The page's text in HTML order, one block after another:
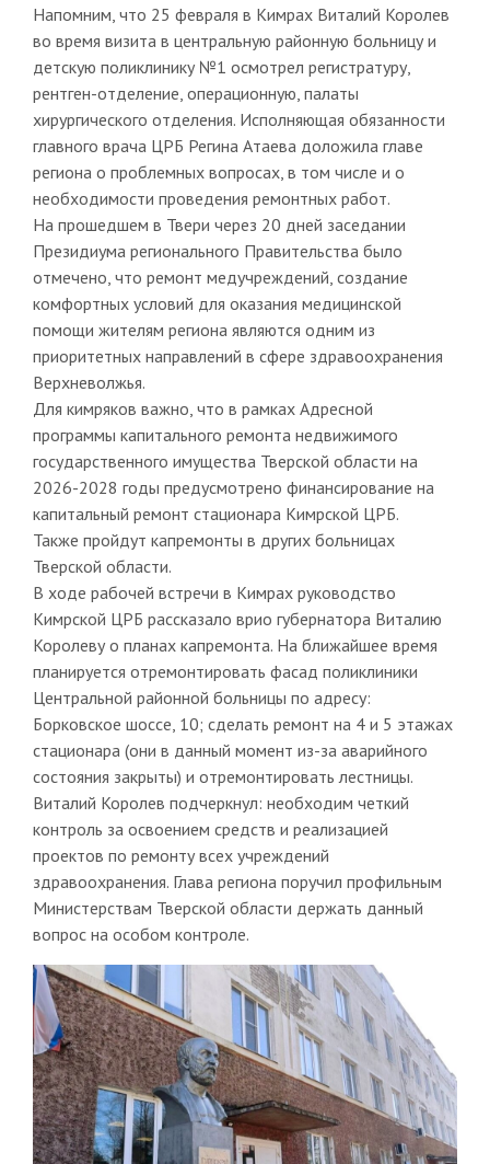
Напомним, что 25 февраля в Кимрах Виталий Королев
во время визита в центральную районную больницу и
детскую поликлинику №1 осмотрел регистратуру,
рентген-отделение, операционную, палаты
хирургического отделения. Исполняющая обязанности
главного врача ЦРБ Регина Атаева доложила главе
региона о проблемных вопросах, в том числе и о
необходимости проведения ремонтных работ.
На прошедшем в Твери через 20 дней заседании
Президиума регионального Правительства было
отмечено, что ремонт медучреждений, создание
комфортных условий для оказания медицинской
помощи жителям региона являются одним из
приоритетных направлений в сфере здравоохранения
Верхневолжья.
Для кимряков важно, что в рамках Адресной
программы капитального ремонта недвижимого
государственного имущества Тверской области на
2026-2028 годы предусмотрено финансирование на
капитальный ремонт стационара Кимрской ЦРБ.
Также пройдут капремонты в других больницах
Тверской области.
В ходе рабочей встречи в Кимрах руководство
Кимрской ЦРБ рассказало врио губернатора Виталию
Королеву о планах капремонта. На ближайшее время
планируется отремонтировать фасад поликлиники
Центральной районной больницы по адресу:
Борковское шоссе, 10; сделать ремонт на 4 и 5 этажах
стационара (они в данный момент из-за аварийного
состояния закрыты) и отремонтировать лестницы.
Виталий Королев подчеркнул: необходим четкий
контроль за освоением средств и реализацией
проектов по ремонту всех учреждений
здравоохранения. Глава региона поручил профильным
Министерствам Тверской области держать данный
вопрос на особом контроле.